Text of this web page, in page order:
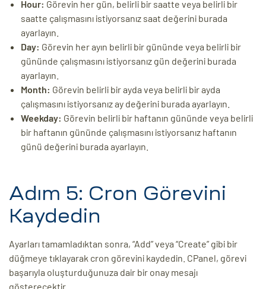
Hour: Görevin her gün, belirli bir saatte veya belirli bir
saatte çalışmasını istiyorsanız saat değerini burada
ayarlayın.
Day: Görevin her ayın belirli bir gününde veya belirli bir
gününde çalışmasını istiyorsanız gün değerini burada
ayarlayın.
Month: Görevin belirli bir ayda veya belirli bir ayda
çalışmasını istiyorsanız ay değerini burada ayarlayın.
Weekday: Görevin belirli bir haftanın gününde veya belirli
bir haftanın gününde çalışmasını istiyorsanız haftanın
günü değerini burada ayarlayın.
Adım 5: Cron Görevini
Kaydedin
Ayarları tamamladıktan sonra, “Add” veya “Create” gibi bir
düğmeye tıklayarak cron görevini kaydedin. CPanel, görevi
başarıyla oluşturduğunuza dair bir onay mesajı
gösterecektir.